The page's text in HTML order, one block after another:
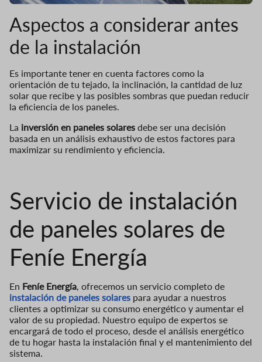
Aspectos a considerar antes
de la instalación
Es importante tener en cuenta factores como la
orientación de tu tejado, la inclinación, la cantidad de luz
solar que recibe y las posibles sombras que puedan reducir
la eficiencia de los paneles.
La inversión en paneles solares debe ser una decisión
basada en un análisis exhaustivo de estos factores para
maximizar su rendimiento y eficiencia.
Servicio de instalación
de paneles solares de
Feníe Energía
En Feníe Energía , ofrecemos un servicio completo de
instalación de paneles solares para ayudar a nuestros
clientes a optimizar su consumo energético y aumentar el
valor de su propiedad. Nuestro equipo de expertos se
encargará de todo el proceso, desde el análisis energético
de tu hogar hasta la instalación final y el mantenimiento del
sistema.